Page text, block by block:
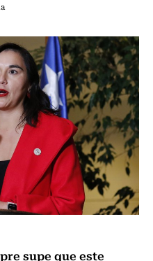
supe que este